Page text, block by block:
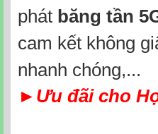
phát băng tần
cam kết không
nhanh chóng,...
► Ưu đãi cho